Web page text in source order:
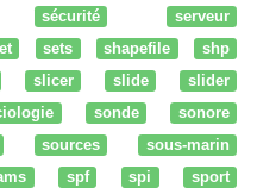
sécurité
serveur
sets shapefile
shp
slicer slide
slider
sonde
sonore
sources
sous-marin
spf spi
sport